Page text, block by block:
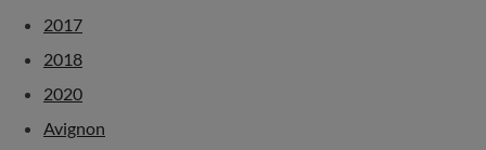
2017
2018
2020
Avignon